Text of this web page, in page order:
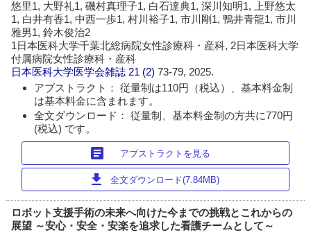
悠里1, 大野礼1, 磯村真理子1, 白石達典1, 深川知明1, 上野悠太
1, 白井有香1, 中西一歩1, 村川裕子1, 市川剛1, 鴨井青龍1, 市川
雅男1, 鈴木俊治2
1日本医科大学千葉北総病院女性診療科・産科, 2日本医科大学
付属病院女性診療科・産科
日本医科大学医学会雑誌 21 (2)73-79, 2025.
アブストラクト： 従量制は110円（税込）、基本料金制
は基本料金に含まれます。
全文ダウンロード： 従量制、基本料金制の方共に770円
(税込) です。
article アブストラクトを見る
download 全文ダウンロード(7.84MB)
ロボット支援手術の未来へ向けた今までの挑戦とこれからの
展望 ～安心・安全・安楽を追求した看護チームとして～